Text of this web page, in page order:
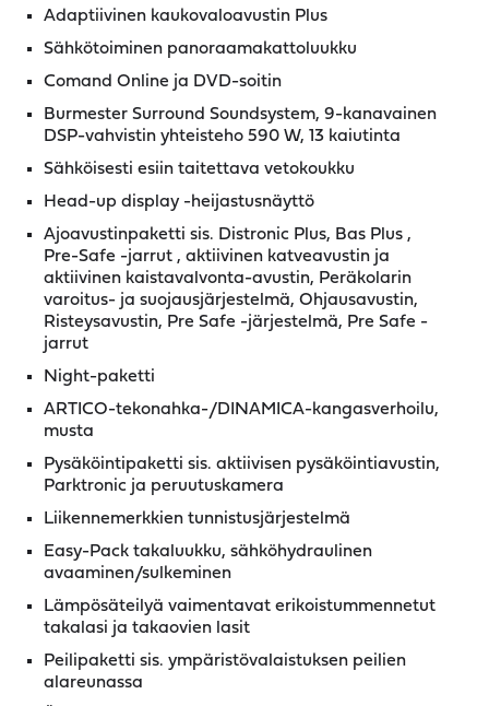
Adaptiivinen kaukovaloavustin Plus
Sähkötoiminen panoraamakattoluukku
Comand Online ja DVD-soitin
Burmester Surround Soundsystem, 9-kanavainen
DSP-vahvistin yhteisteho 590 W, 13 kaiutinta
Sähköisesti esiin taitettava vetokoukku
Head-up display -heijastusnäyttö
Ajoavustinpaketti sis. Distronic Plus, Bas Plus ,
Pre-Safe -jarrut , aktiivinen katveavustin ja
aktiivinen kaistavalvonta-avustin, Peräkolarin
varoitus- ja suojausjärjestelmä, Ohjausavustin,
Risteysavustin, Pre Safe -järjestelmä, Pre Safe -
jarrut
Night-paketti
ARTICO-tekonahka-/DINAMICA-kangasverhoilu,
musta
Pysäköintipaketti sis. aktiivisen pysäköintiavustin,
Parktronic ja peruutuskamera
Liikennemerkkien tunnistusjärjestelmä
Easy-Pack takaluukku, sähköhydraulinen
avaaminen/sulkeminen
Lämpösäteilyä vaimentavat erikoistummennetut
takalasi ja takaovien lasit
Peilipaketti sis. ympäristövalaistuksen peilien
alareunassa